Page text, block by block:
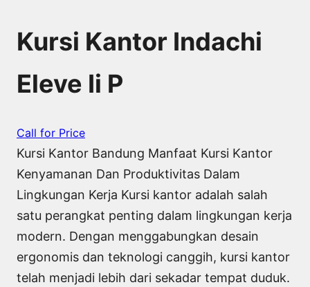
Kursi Kantor Indachi
Eleve Ii P
Call for Price
Kursi Kantor Bandung Manfaat Kursi Kantor
Kenyamanan Dan Produktivitas Dalam
Lingkungan Kerja Kursi kantor adalah salah
satu perangkat penting dalam lingkungan kerja
modern. Dengan menggabungkan desain
ergonomis dan teknologi canggih, kursi kantor
telah menjadi lebih dari sekadar tempat duduk.